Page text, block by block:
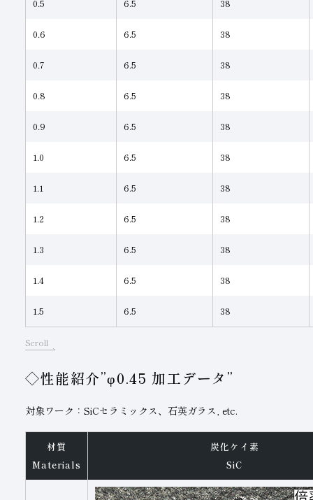
0.5 6.5 38
0.6 6.5 38
0.7 6.5 38
0.8 6.5 38
0.9 6.5 38
1.0 6.5 38
1.1 6.5 38
1.2 6.5 38
1.3 6.5 38
1.4 6.5 38
1.5 6.5 38
Scroll
◇性能紹介”φ0.45 加工データ”
対象ワーク：SiCセラミックス、石英ガラス, etc.
材質
Materials
炭化ケイ素
SiC